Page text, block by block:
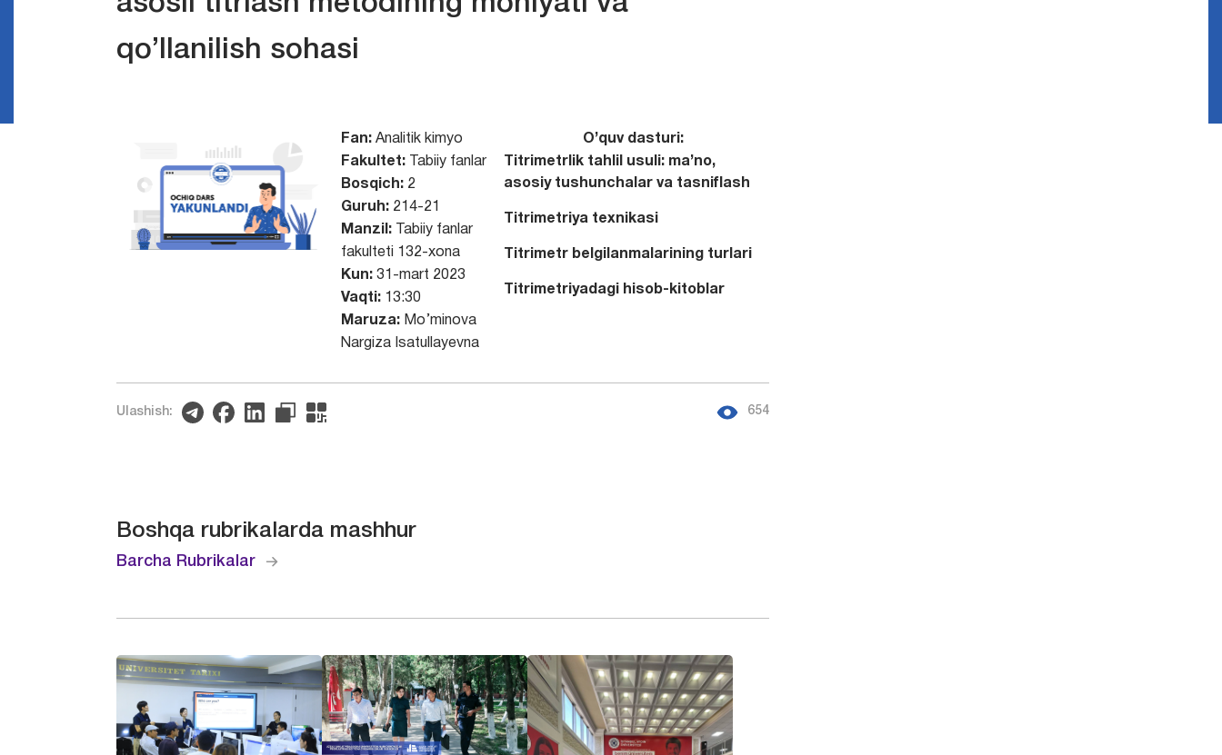
qo’llаnilish sоhаsi
Fan: Analitik kimyo
Fakultet:Tabiiy fanlar
Bosqich:2
Guruh:214-21
Manzil:Tabiiy fanlar
fakulteti 132-xona
Kun: 31-mart 2023
Vaqti:13:30
Maruza:Mo’minova
Nargiza Isatullayevna
O’quv dasturi:
Titrimetrlik tahlil usuli: ma’no,
asosiy tushunchalar va tasniflash
Titrimetriya texnikasi
Titrimetr belgilanmalarining turlari
Titrimetriyadagi hisob-kitoblar
Ulashish: 654
Boshqa rubrikalarda mashhur
Barcha Rubrikalar